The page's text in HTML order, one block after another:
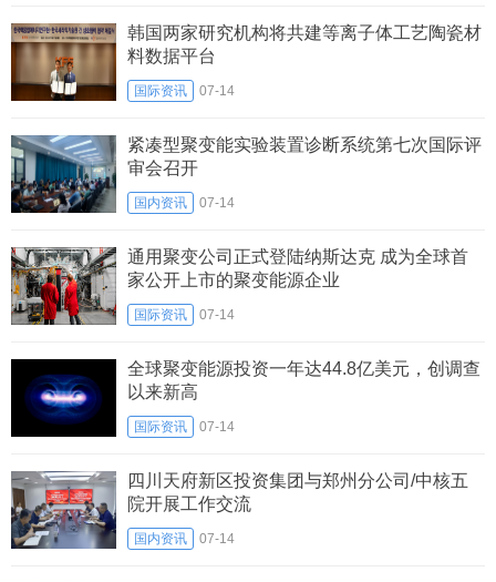
韩国两家研究机构将共建等离子体工艺陶瓷材
料数据平台
国际资讯 07-14
紧凑型聚变能实验装置诊断系统第七次国际评
审会召开
国内资讯 07-14
通用聚变公司正式登陆纳斯达克 成为全球首
家公开上市的聚变能源企业
国际资讯 07-14
全球聚变能源投资一年达44.8亿美元，创调查
以来新高
国际资讯 07-14
四川天府新区投资集团与郑州分公司/中核五
院开展工作交流
国内资讯 07-14